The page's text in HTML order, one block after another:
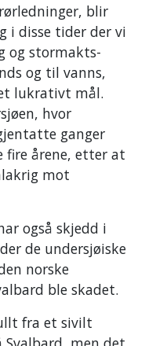
blir
i disse tider der vi
og stormakts-
og til vanns,
lukrativt mål.
hvor
ganger
årene, etter at
mot
også skjedd i
de undersjøiske
norske
ble skadet.
fra et sivilt